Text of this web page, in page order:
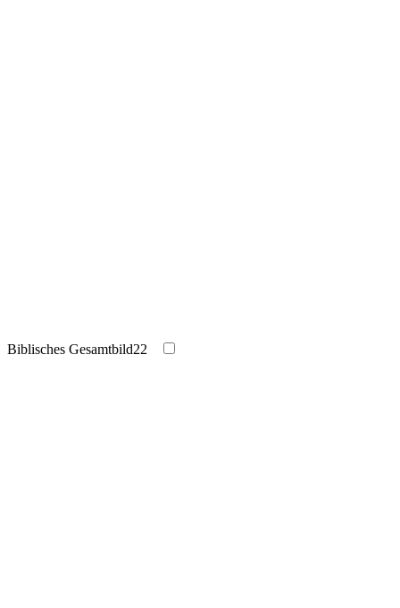
Biblisches Gesamtbild22